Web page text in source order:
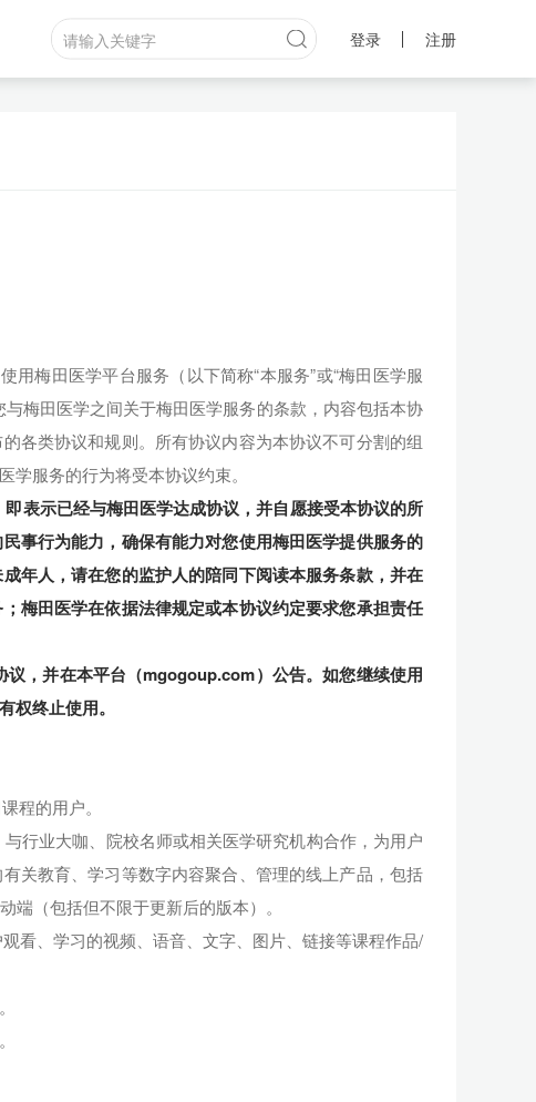
登录 注册
梅田医学平台服务（以下简称“本服务”或“梅田医学服
与梅田医学之间关于梅田医学服务的条款，内容包括本协
各类协议和规则。所有协议内容为本协议不可分割的组
服务的行为将受本协议约束。
表示已经与梅田医学达成协议，并自愿接受本协议的所
事行为能力，确保有能力对您使用梅田医学提供服务的
年人，请在您的监护人的陪同下阅读本服务条款，并在
梅田医学在依据法律规定或本协议约定要求您承担责任
，并在本平台（mgogoup.com）公告。如您继续使用
权终止使用。
程的用户。
行业大咖、院校名师或相关医学研究机构合作，为用户
关教育、学习等数字内容聚合、管理的线上产品，包括
（包括但不限于更新后的版本）。
看、学习的视频、语音、文字、图片、链接等课程作品/